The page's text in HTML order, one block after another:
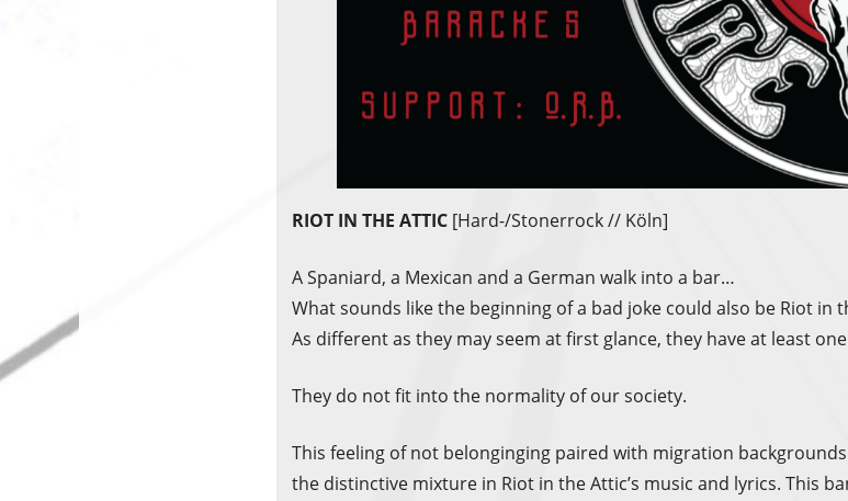
RIOT IN THE ATTIC [Hard-/Stonerrock // Köln]
A Spaniard, a Mexican and a German walk into a bar…
What sounds like the beginning of a bad joke could also be Riot in
As different as they may seem at first glance, they have at least
They do not fit into the normality of our society.
This feeling of not belonginging paired with migration
the distinctive mixture in Riot in the Attic’s music and lyrics. This